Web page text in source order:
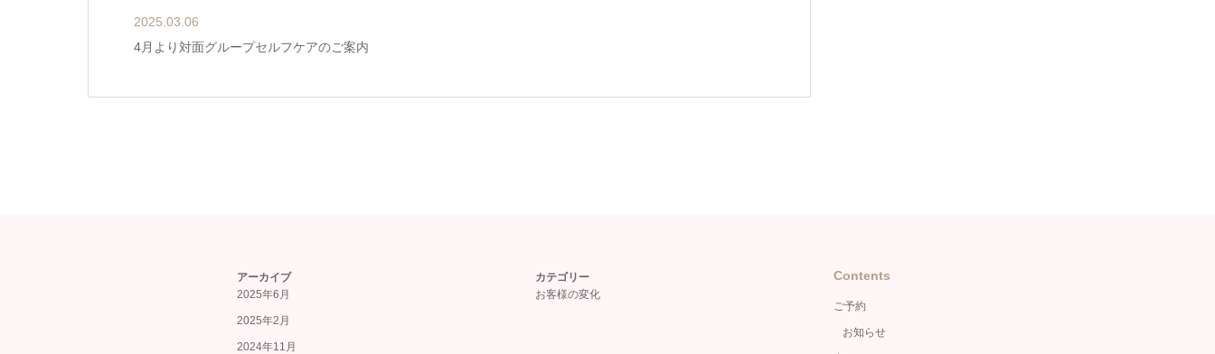
2025.03.06
4月より対面グループセルフケアのご案内
アーカイブ
2025年6月
2025年2月
2024年11月
カテゴリー
お客様の変化
Contents
ご予約
お知らせ